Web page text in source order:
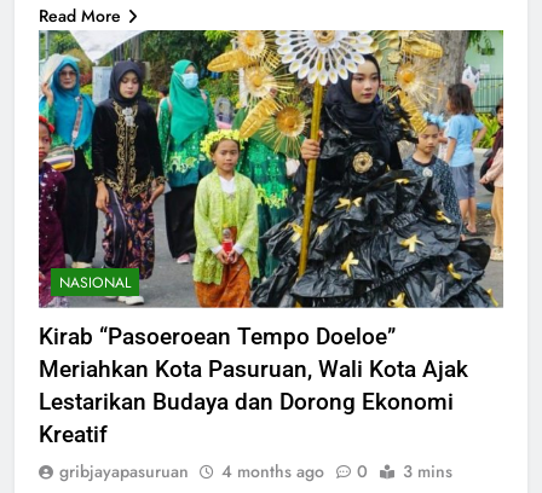
Read More
NASIONAL
Kirab “Pasoeroean Tempo Doeloe”
Meriahkan Kota Pasuruan, Wali Kota Ajak
Lestarikan Budaya dan Dorong Ekonomi
Kreatif
gribjayapasuruan 4 months ago 0 3 mins